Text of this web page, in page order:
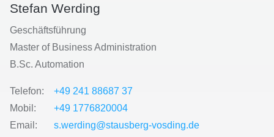
Stefan Werding
Geschäftsführung
Master of Business Administration
B.Sc. Automation
Telefon:
+49 241 88687 37
Mobil:
+49 1776820004
Email:
s.werding@stausberg-vosding.de